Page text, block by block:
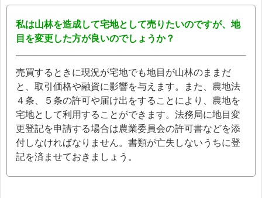
私は山林を造成して宅地として売りたいのですが、地
目を変更した方が良いのでしょうか？
売買するときに現況が宅地でも地目が山林のままだ
と、取引価格や融資に影響を与えます。また、農地法
４条、５条の許可や届け出をすることにより、農地を
宅地として利用することができます。法務局に地目変
更登記を申請する場合は農業委員会の許可書などを添
付しなければなりません。書類が亡失しないうちに登
記を済ませておきましょう。